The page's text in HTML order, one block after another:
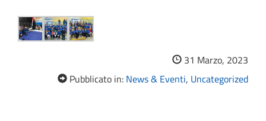
31 Marzo, 2023
Pubblicato in: News & Eventi, Uncategorized